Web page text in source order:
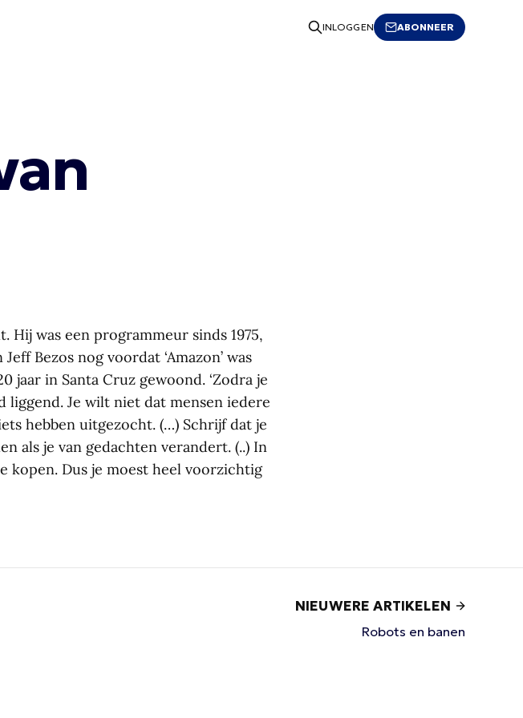
INLOGGEN ABONNEER
Hij was een programmeur sinds 1975,
Bezos nog voordat ‘Amazon’ was
jaar in Santa Cruz gewoond. ‘Zodra je
liggend. Je wilt niet dat mensen iedere
hebben uitgezocht. (…) Schrijf dat je
als je van gedachten verandert. (..) In
kopen. Dus je moest heel voorzichtig
NIEUWERE ARTIKELEN
Robots en banen